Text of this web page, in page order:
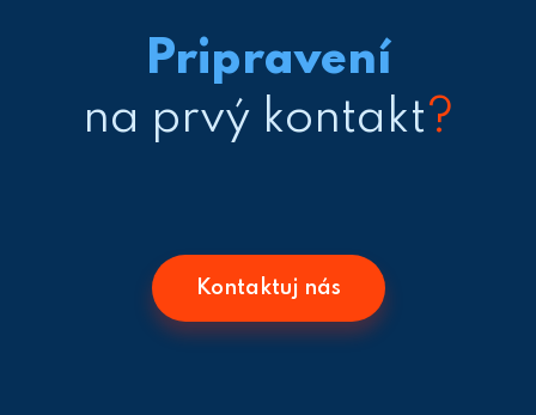
Pripravení
na prvý kontakt?
Kontaktuj nás